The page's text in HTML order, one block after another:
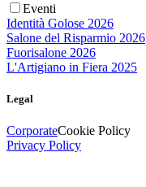
Eventi
Identità Golose 2026
Salone del Risparmio 2026
Fuorisalone 2026
L'Artigiano in Fiera 2025
Legal
CorporateCookie Policy
Privacy Policy